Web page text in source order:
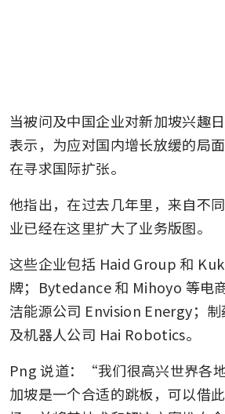
当被问及中国企业对新加坡兴趣
表示，为应对国内增长放缓的局
在寻求国际扩张。
他指出，在过去几年里，来自不
业已经在这里扩大了业务版图。
这些企业包括 Haid Group 和
牌；Bytedance 和 Mihoyo 等电
洁能源公司 Envision Energy；
及机器人公司 Hai Robotics。
Png 说道：“我们很高兴世界各
加坡是一个合适的跳板，可以借